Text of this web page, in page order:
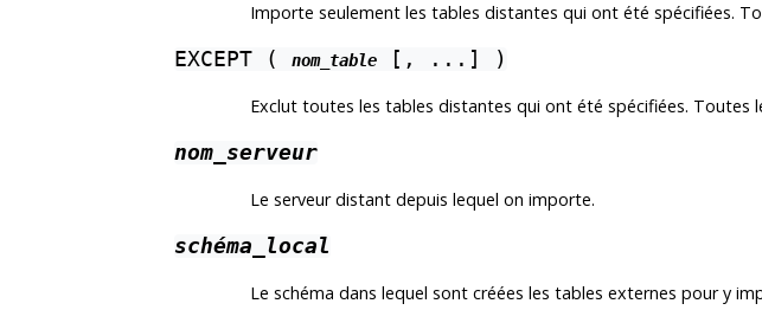
Importe seulement les tables distantes qui ont été spécifiées.
EXCEPT ( nom_table [, ...] )
Exclut toutes les tables distantes qui ont été spécifiées.
nom_serveur
Le serveur distant depuis lequel on importe.
schéma_local
Le schéma dans lequel sont créées les tables externes pour y